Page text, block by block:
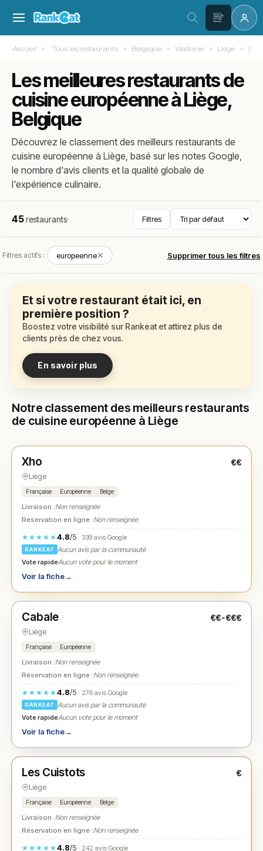
Accueil Tous les restaurants Belgique Wallonie Liège
Les meilleures restaurants de
cuisine européenne à Liège,
Belgique
Découvrez le classement des meilleurs restaurants de
cuisine européenne à Liège, basé sur les notes Google,
le nombre d'avis clients et la qualité globale de
l'expérience culinaire.
45restaurants· Filtres
Filtres actifs : europeenne✕ Supprimer tous les filtres
Et si votre restaurant était ici, en
première position ?
Boostez votre visibilité sur Rankeat et attirez plus de
clients près de chez vous.
En savoir plus
Notre classement des meilleurs restaurants
de cuisine européenne à Liège
★ N° 1
Xho €€
Liège
Française Européenne Belge
Livraison :Non renseignée
Réservation en ligne :Non renseignée
★★★★★4.8/5· 339 avis Google
RANKEAT
Aucun avis par la communauté
Vote rapideAucun vote pour le moment
Voir la fiche→
★ N° 2
Cabale €€-€€€
Liège
Française Européenne
Livraison :Non renseignée
Réservation en ligne :Non renseignée
★★★★★4.8/5· 276 avis Google
RANKEAT
Aucun avis par la communauté
Vote rapideAucun vote pour le moment
Voir la fiche→
★ N° 3
Les Cuistots €
Liège
Française Européenne Belge
Livraison :Non renseignée
Réservation en ligne :Non renseignée
★★★★★4.8/5· 242 avis Google